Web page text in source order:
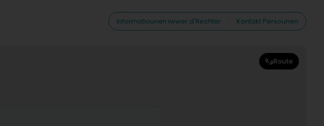
Informatiounen iwwer d'Rechter
Kontakt Persounen
Route